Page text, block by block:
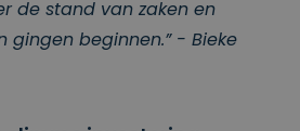
de stand van zaken en
gingen beginnen.” - Bieke